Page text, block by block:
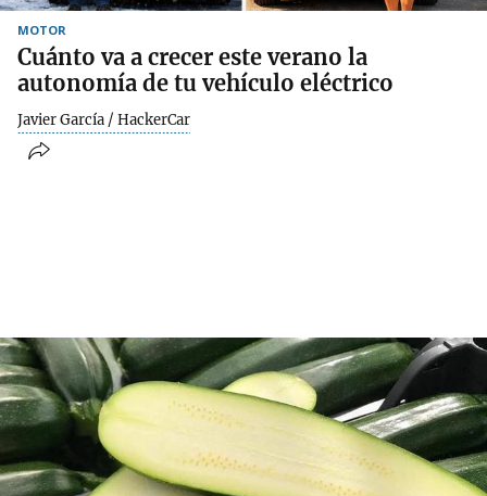
MOTOR
Cuánto va a crecer este verano la
autonomía de tu vehículo eléctrico
Javier García / HackerCar